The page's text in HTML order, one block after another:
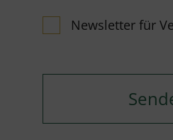
Newsletter für